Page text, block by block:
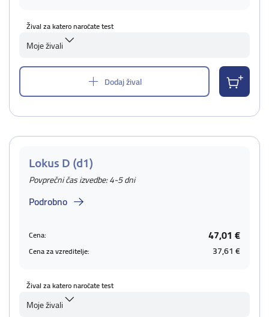
Žival za katero naročate test
Moje živali
Dodaj žival
Lokus D (d1)
Povprečni čas izvedbe: 4-5 dni
Podrobno
Cena: 47,01 €
Cena za vzreditelje: 37,61 €
Žival za katero naročate test
Moje živali